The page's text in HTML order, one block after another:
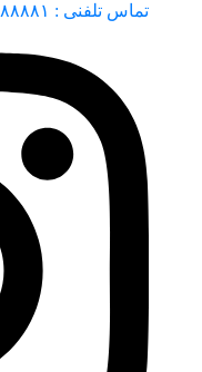
تماس تلفنی : ۰۹۹۸۱۹۸۸۸۸۱